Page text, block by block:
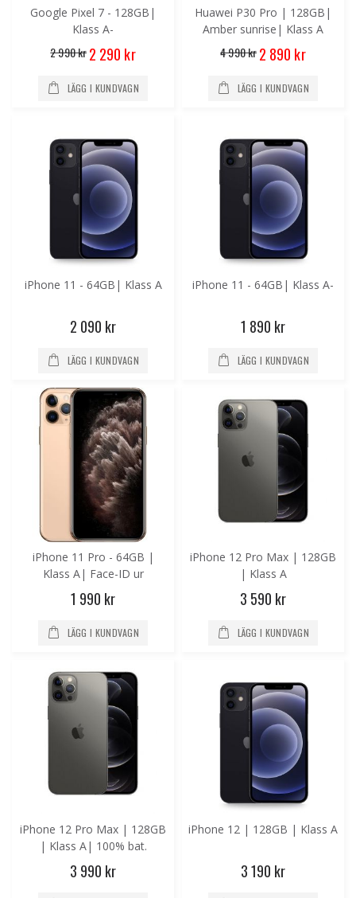
Google Pixel 7 - 128GB|
Klass A-
2 990 kr Special
Price
2 290 kr
LÄGG I KUNDVAGN
Huawei P30 Pro | 128GB|
Amber sunrise| Klass A
4 990 kr Special
Price
2 890 kr
LÄGG I KUNDVAGN
iPhone 11 - 64GB| Klass A
2 090 kr
LÄGG I KUNDVAGN
iPhone 11 - 64GB| Klass A-
1 890 kr
LÄGG I KUNDVAGN
iPhone 11 Pro - 64GB |
Klass A| Face-ID ur
funktion| Nytt batteri
1 990 kr
LÄGG I KUNDVAGN
iPhone 12 Pro Max | 128GB
| Klass A
3 590 kr
LÄGG I KUNDVAGN
iPhone 12 Pro Max | 128GB
| Klass A| 100% bat.
3 990 kr
iPhone 12 | 128GB | Klass A
3 190 kr